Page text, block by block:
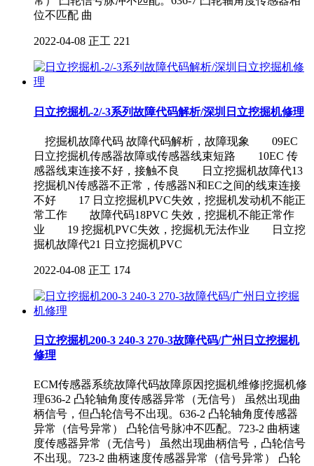
位不匹配 曲
2022-04-08 正工 221
日立挖掘机-2/-3系列故障代码解析/深圳日立挖掘机修理
挖掘机故障代码 故障代码解析，故障现象 09EC
日立挖掘机传感器故障或传感器线束短路 10EC 传
感器线束连接不好，接触不良 日立挖掘机故障代13
挖掘机N传感器不正常，传感器N和EC之间的线束连接
不好 17 日立挖掘机PVC失效，挖掘机发动机不能正
常工作 故障代码18PVC 失效，挖掘机不能正常作
业 19 挖掘机PVC失效，挖掘机无法作业 日立挖
掘机故障代21 日立挖掘机PVC
2022-04-08 正工 174
日立挖掘机200-3 240-3 270-3故障代码/广州日立挖掘机
修理
ECM传感器系统故障代码故障原因挖掘机维修|挖掘机修
理636-2 凸轮轴角度传感器异常（无信号） 虽然出现曲
柄信号，但凸轮信号不出现。636-2 凸轮轴角度传感器
异常（信号异常） 凸轮信号脉冲不匹配。723-2 曲柄速
度传感器异常（无信号） 虽然出现曲柄信号，凸轮信号
不出现。723-2 曲柄速度传感器异常（信号异常） 凸轮